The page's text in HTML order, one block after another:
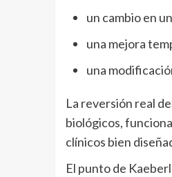
un cambio en
una mejora
una
La reversión real
biológicos,
clínicos bien
El punto de